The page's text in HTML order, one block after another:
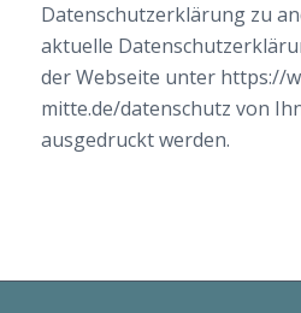
Datenschutzerklärung zu
aktuelle
der Webseite unter https://
mitte.de/datenschutz von
ausgedruckt werden.